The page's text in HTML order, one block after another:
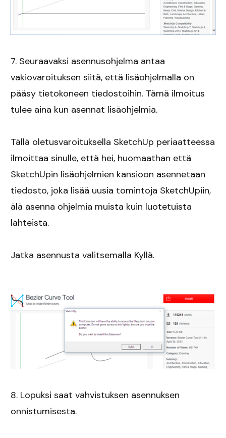
7. Seuraavaksi asennusohjelma antaa
vakiovaroituksen siitä, että lisäohjelmalla on
pääsy tietokoneen tiedostoihin. Tämä ilmoitus
tulee aina kun asennat lisäohjelmia.
Tällä oletusvaroituksella SketchUp periaatteessa
ilmoittaa sinulle, että hei, huomaathan että
SketchUpin lisäohjelmien kansioon asennetaan
tiedosto, joka lisää uusia tomintoja SketchUpiin,
älä asenna ohjelmia muista kuin luotetuista
lähteistä.
Jatka asennusta valitsemalla Kyllä.
8. Lopuksi saat vahvistuksen asennuksen
onnistumisesta.